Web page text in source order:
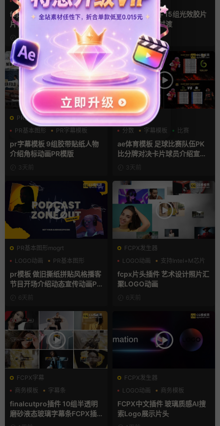
fcpx插件 9组高光标注文字卡
片窗口小组件浮窗
4小时前
支持Intel+M芯片
FCPX转场插件 15组光效胶片
划痕复古视频过渡
2天前
PR基本图形mogrt
PR基本图形
PR字幕模板
人物介绍
pr字幕模板 9组胶带贴纸人物
介绍角标动画PR模版
3天前
AE模板
分数
字幕模板 比赛
ae体育模板 足球比赛队伍PK
比分牌对决卡片球员介绍宣传
视频AE模板
3天前
PR基本图形mogrt
LOGO动画
PR基本图形
复古风
pr模板 做旧撕纸拼贴风格播客
节目开场介绍动态宣传动画PR
模版6天前
FCPX发生器
LOGO动画
支持Intel+M芯片
汇聚
fcpx片头插件 艺术设计照片汇
聚LOGO动画
6天前
FCPX字幕
商务模板
字幕条
finalcutpro插件 10组半透明
磨砂液态玻璃字幕条FCPX插
FCPX发生器
LOGO动画
商务模板
支持Intel+M芯片
FCPX中文插件 玻璃质感AI搜
索Logo展示片头